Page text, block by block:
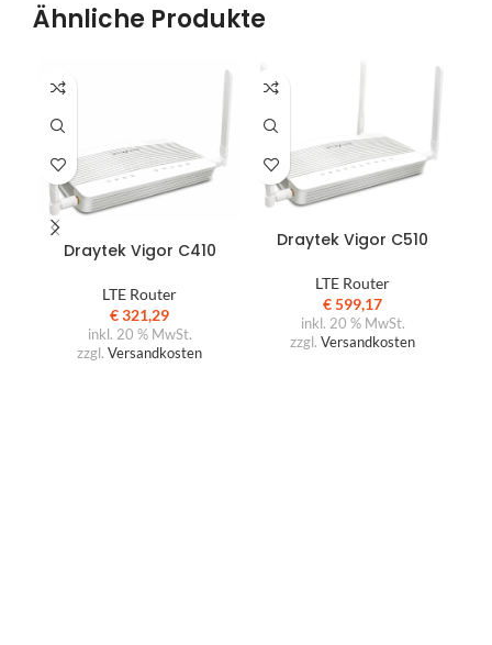
Ähnliche Produkte
Draytek Vigor C410
LTE Router
€321,29
inkl. 20 % MwSt.
zzgl. Versandkosten
Draytek Vigor C510
LTE Router
€599,17
inkl. 20 % MwSt.
zzgl. Versandkosten